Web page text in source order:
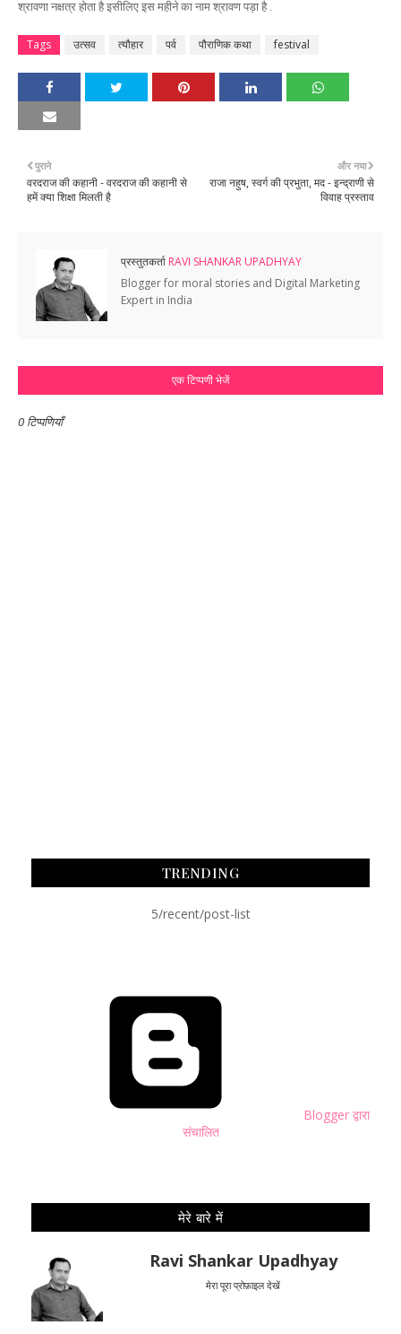
श्रावणा नक्षत्र होता है इसीलिए इस महीने का नाम श्रावण पड़ा है .
Tags उत्सव त्यौहार पर्व पौराणिक कथा festival
और नया
राजा नहुष, स्वर्ग की प्रभुता, मद - इन्द्राणी से
विवाह प्रस्ताव
पुराने
वरदराज की कहानी - वरदराज की कहानी से
हमें क्या शिक्षा मिलती है
प्रस्तुतकर्ता RAVI SHANKAR UPADHYAY
Blogger for moral stories and Digital Marketing
Expert in India
एक टिप्पणी भेजें
0 टिप्पणियाँ
TRENDING
5/recent/post-list
Blogger द्वारा
संचालित
मेरे बारे में
Ravi Shankar Upadhyay
मेरा पूरा प्रोफ़ाइल देखें